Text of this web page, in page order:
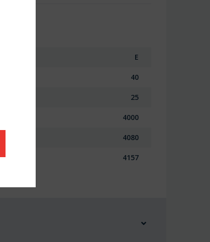
E
40
25
4000
4080
4157